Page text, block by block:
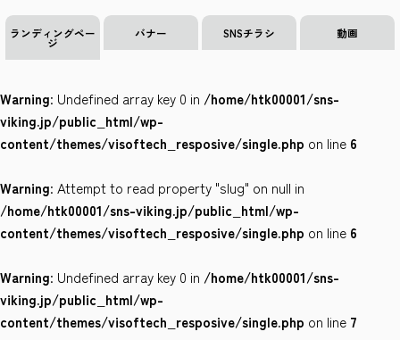
料金
制作の流れ
クリエイティブ
お気に入り
会社案内
サイトポリシー
ランディングペー
ジ
バナー SNSチラシ 動画
Warning: Undefined array key 0 in /home/htk00001/sns-
viking.jp/public_html/wp-
content/themes/visoftech_resposive/single.php on line 6
Warning: Attempt to read property "slug" on null in
/home/htk00001/sns-viking.jp/public_html/wp-
content/themes/visoftech_resposive/single.php on line 6
Warning: Undefined array key 0 in /home/htk00001/sns-
viking.jp/public_html/wp-
content/themes/visoftech_resposive/single.php on line 7